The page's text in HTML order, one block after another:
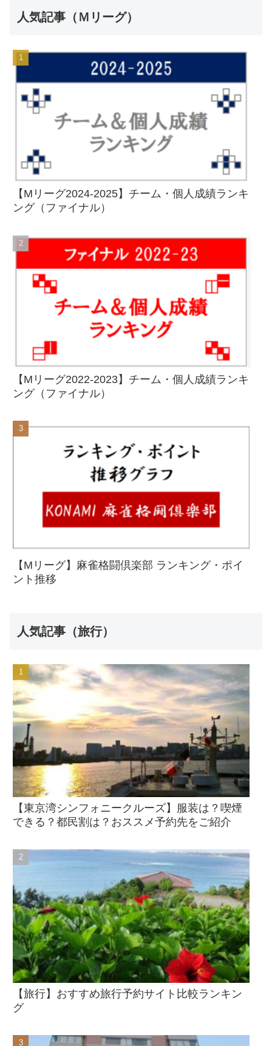
人気記事（Ｍリーグ）
【Mリーグ2024-2025】チーム・個人成績ランキ
ング（ファイナル）
【Mリーグ2022-2023】チーム・個人成績ランキ
ング（ファイナル）
【Mリーグ】麻雀格闘倶楽部 ランキング・ポイ
ント推移
人気記事（旅行）
【東京湾シンフォニークルーズ】服装は？喫煙
できる？都民割は？おススメ予約先をご紹介
【旅行】おすすめ旅行予約サイト比較ランキン
グ